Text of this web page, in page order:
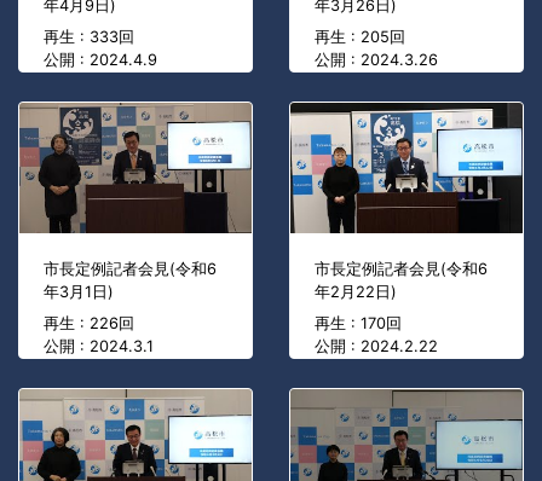
年4月9日)
再生 : 333回
公開 : 2024.4.9
年3月26日)
再生 : 205回
公開 : 2024.3.26
市長定例記者会見(令和6
年3月1日)
再生 : 226回
公開 : 2024.3.1
市長定例記者会見(令和6
年2月22日)
再生 : 170回
公開 : 2024.2.22